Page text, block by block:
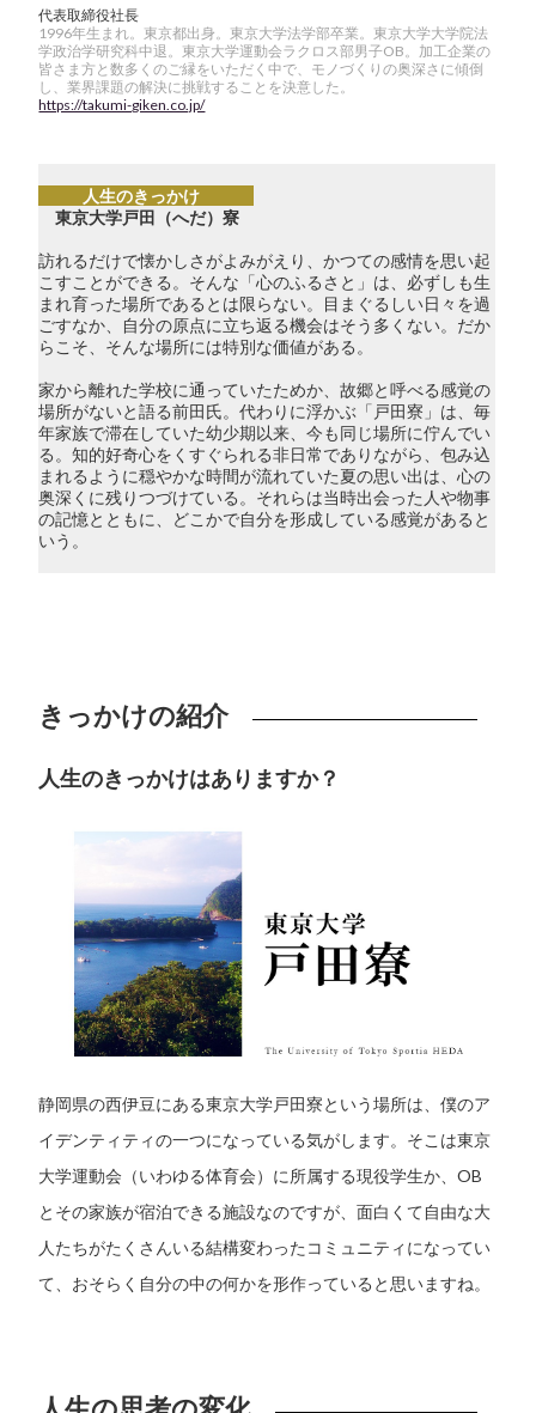
代表取締役社長
1996年生まれ。東京都出身。東京大学法学部卒業。東京大学大学院法
学政治学研究科中退。東京大学運動会ラクロス部男子OB。加工企業の
皆さま方と数多くのご縁をいただく中で、モノづくりの奥深さに傾倒
し、業界課題の解決に挑戦することを決意した。
https://takumi-giken.co.jp/
人生のきっかけ
東京大学戸田（へだ）寮
訪れるだけで懐かしさがよみがえり、かつての感情を思い起
こすことができる。そんな「心のふるさと」は、必ずしも生
まれ育った場所であるとは限らない。目まぐるしい日々を過
ごすなか、自分の原点に立ち返る機会はそう多くない。だか
らこそ、そんな場所には特別な価値がある。
家から離れた学校に通っていたためか、故郷と呼べる感覚の
場所がないと語る前田氏。代わりに浮かぶ「戸田寮」は、毎
年家族で滞在していた幼少期以来、今も同じ場所に佇んでい
る。知的好奇心をくすぐられる非日常でありながら、包み込
まれるように穏やかな時間が流れていた夏の思い出は、心の
奥深くに残りつづけている。それらは当時出会った人や物事
の記憶とともに、どこかで自分を形成している感覚があると
いう。
きっかけの紹介
人生のきっかけはありますか？
静岡県の西伊豆にある東京大学戸田寮という場所は、僕のア
イデンティティの一つになっている気がします。そこは東京
大学運動会（いわゆる体育会）に所属する現役学生か、OB
とその家族が宿泊できる施設なのですが、面白くて自由な大
人たちがたくさんいる結構変わったコミュニティになってい
て、おそらく自分の中の何かを形作っていると思いますね。